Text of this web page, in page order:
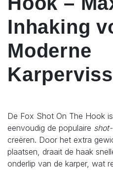
Inhaking
Moderne
De Fox Shot On The Hook
eenvoudig de populaire
creëren. Door het extra
plaatsen, draait de haak
onderlip van de karper, wat